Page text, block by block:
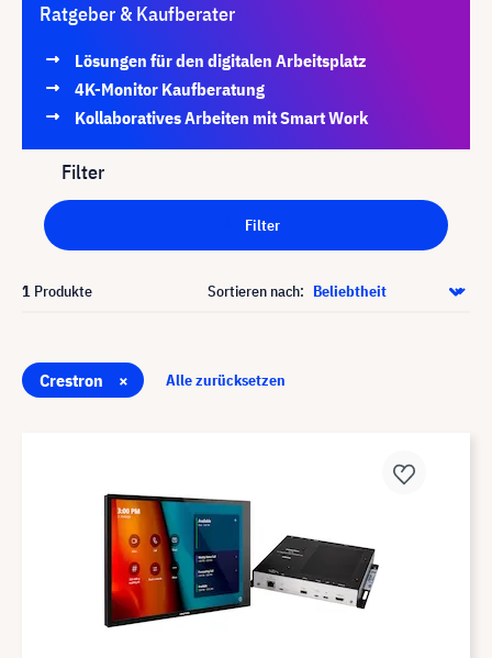
Ratgeber & Kaufberater
Lösungen für den digitalen Arbeitsplatz
4K-Monitor Kaufberatung
Kollaboratives Arbeiten mit Smart Work
Filter
Filter
1 Produkte Sortieren nach:
Crestron × Alle zurücksetzen